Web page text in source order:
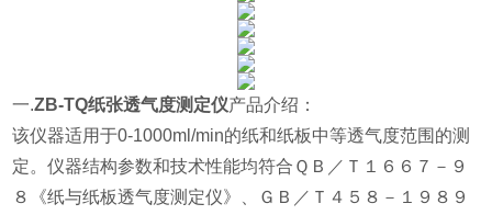
一.ZB-TQ纸张透气度测定仪产品介绍：
该仪器适用于0-1000ml/min的纸和纸板中等透气度范围的测
定。仪器结构参数和技术性能均符合ＱＢ／Ｔ１６６７－９
８《纸与纸板透气度测定仪》、ＧＢ／Ｔ４５８－１９８９